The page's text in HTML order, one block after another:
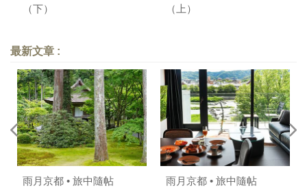
（下）
（上）
最新文章 :
雨月京都 • 旅中隨帖
雨月京都 • 旅中隨帖